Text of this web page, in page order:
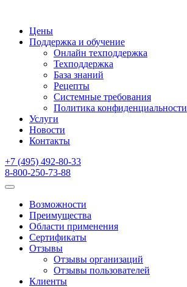
Цены
Поддержка и обучение
Онлайн техподдержка
Техподдержка
База знаний
Рецепты
Системные требования
Политика конфиденциальности
Услуги
Новости
Контакты
+7 (495) 492-80-33
8-800-250-73-88
Возможности
Преимущества
Области применения
Сертификаты
Отзывы
Отзывы организаций
Отзывы пользователей
Клиенты